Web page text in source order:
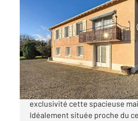
MONTPON MENESTEROL 24
, 6 pièces
Ref : 11278
Maison à vendre
212 000 €
CENTURY 21 Vallée de l'Isle
exclusivité cette spacieuse
Idéalement située proche du